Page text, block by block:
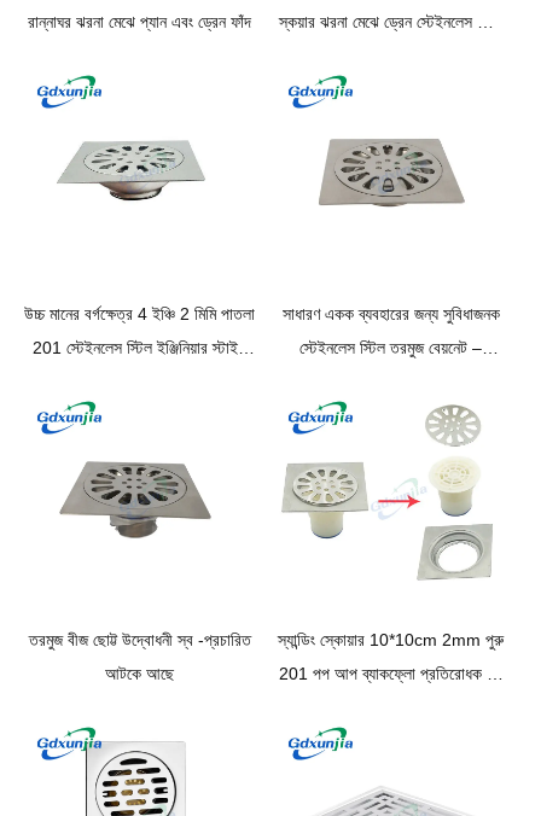
রান্নাঘর ঝরনা মেঝে প্যান এবং ড্রেন ফাঁদ
স্কয়ার ঝরনা মেঝে ড্রেন স্টেইনলেস স্টীল
উচ্চ মানের বর্গক্ষেত্র 4 ইঞ্চি 2 মিমি পাতলা
201 স্টেইনলেস স্টিল ইঞ্জিনিয়ার স্টাইল
সাধারণ একক ব্যবহারের জন্য সুবিধাজনক
স্টেইনলেস স্টিল তরমুজ বেয়নেট –
তরমুজ বীজ ছোট্ট উদ্বোধনী স্ব -প্রচারিত
আটকে আছে
স্যান্ডিং স্কোয়ার 10*10cm 2mm পুরু
201 পপ আপ ব্যাকফ্লো প্রতিরোধক বড়